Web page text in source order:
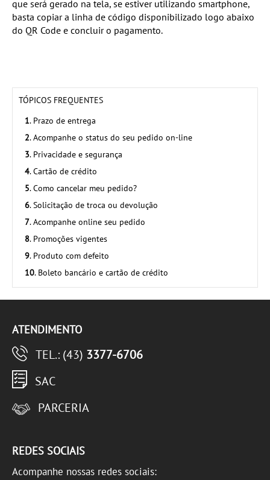
que será gerado na tela, se estiver utilizando smartphone,
basta copiar a linha de código disponibilizado logo abaixo
do QR Code e concluir o pagamento.
TÓPICOS FREQUENTES
1. Prazo de entrega
2. Acompanhe o status do seu pedido on-line
3. Privacidade e segurança
4. Cartão de crédito
5. Como cancelar meu pedido?
6. Solicitação de troca ou devolução
7. Acompanhe online seu pedido
8. Promoções vigentes
9. Produto com defeito
10. Boleto bancário e cartão de crédito
ATENDIMENTO
TEL.: (43) 3377-6706
SAC
PARCERIA
REDES SOCIAIS
Acompanhe nossas redes sociais: